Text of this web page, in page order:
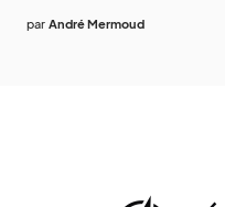
par André Mermoud